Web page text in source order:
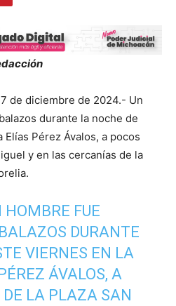
de diciembre de 2024.- Un
durante la noche de
Pérez Ávalos, a pocos
y en las cercanías de la
HOMBRE FUE
DURANTE
VIERNES EN LA
ÁVALOS, A
DE LA PLAZA SAN